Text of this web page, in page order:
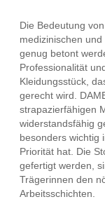
Die Bedeutung
medizinischen
genug betont
Professionalität
Kleidungsstück,
gerecht wird.
strapazierfähigen
widerstandsfähig
besonders wichtig
Priorität hat. Die
gefertigt werden,
Trägerinnen den
Arbeitsschichten.